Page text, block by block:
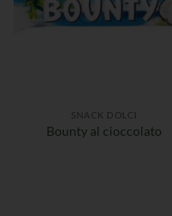
SNACK DOLCI
Bounty al cioccolato